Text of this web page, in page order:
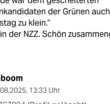
der Grünen
zu klein.“
der NZZ. Schön
, 13:33 Uhr